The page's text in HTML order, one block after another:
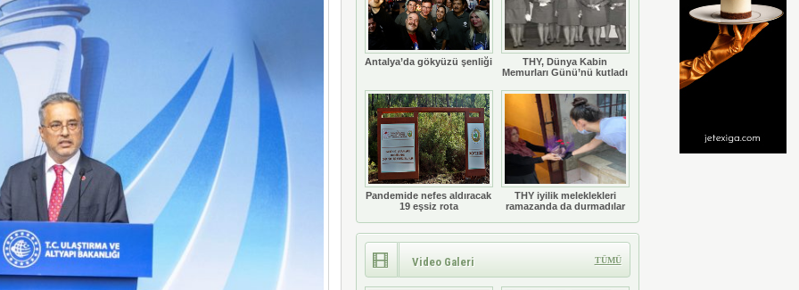
Antalya’da gökyüzü şenliği
THY, Dünya Kabin
Memurları Günü’nü kutladı
Pandemide nefes aldıracak
19 eşsiz rota
THY iyilik meleklekleri
ramazanda da durmadılar
Video Galeri TÜMÜ